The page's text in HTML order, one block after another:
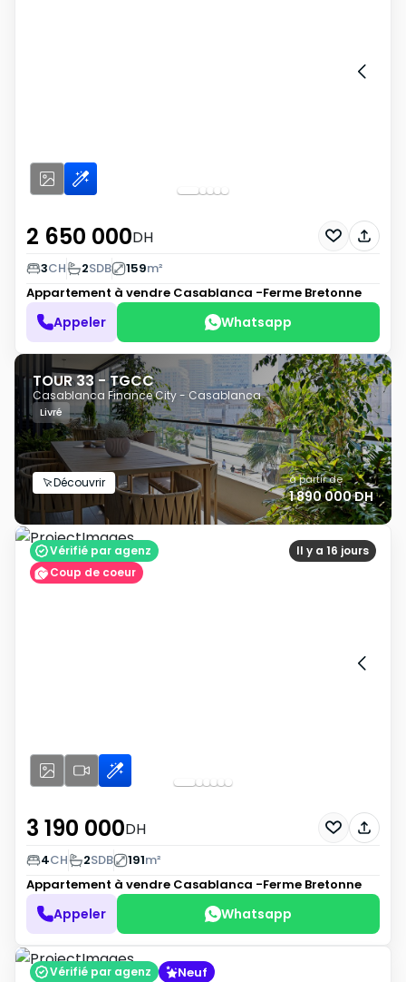
2 650 000DH
3CH 2SDB 159m²
Appartement à vendre Casablanca -Ferme Bretonne
Appeler Whatsapp
TOUR 33 - TGCC
Casablanca Finance City - Casablanca
Livré
Découvrir à partir de
1 890 000 DH
Il y a 16 jours
Vérifié par agenz
Coup de coeur
3 190 000DH
4CH 2SDB 191m²
Appartement à vendre Casablanca -Ferme Bretonne
Appeler Whatsapp
Vérifié par agenz Neuf